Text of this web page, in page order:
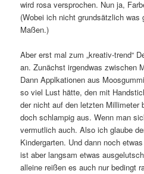
wird rosa versprochen. Nun ja,
(Wobei ich nicht grundsätzlich was
Maßen.)
Aber erst mal zum „kreativ-trend“
an. Zunächst irgendwas zwischen
Dann Applkationen aus
so viel Lust hätte, den mit
der nicht auf den letzten Millimeter
doch schlampig aus. Wenn man
vermutlich auch. Also ich glaube
Kindergarten. Und dann noch
ist aber langsam etwas
alleine reißen es auch nur bedingt